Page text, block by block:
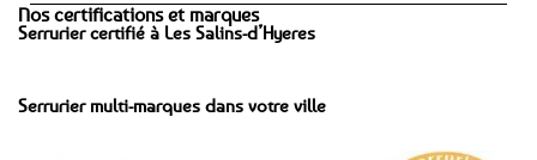
Nos certifications et marques
Serrurier certifié à Les Salins-d’Hyeres
Serrurier multi-marques dans votre ville